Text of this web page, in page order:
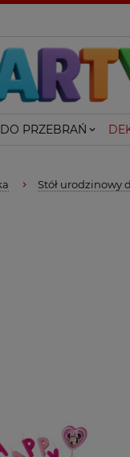
PRZEBRAŃ
Stół urodzinowy